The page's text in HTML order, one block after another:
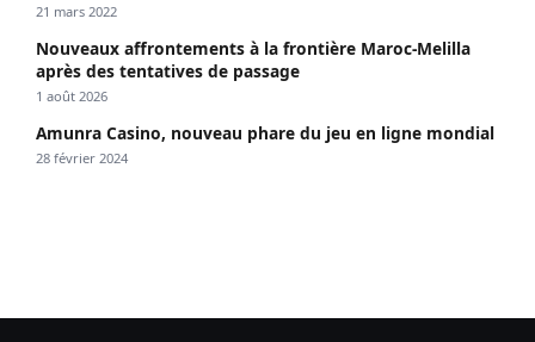
21 mars 2022
Nouveaux affrontements à la frontière Maroc-Melilla
après des tentatives de passage
1 août 2026
Amunra Casino, nouveau phare du jeu en ligne mondial
28 février 2024